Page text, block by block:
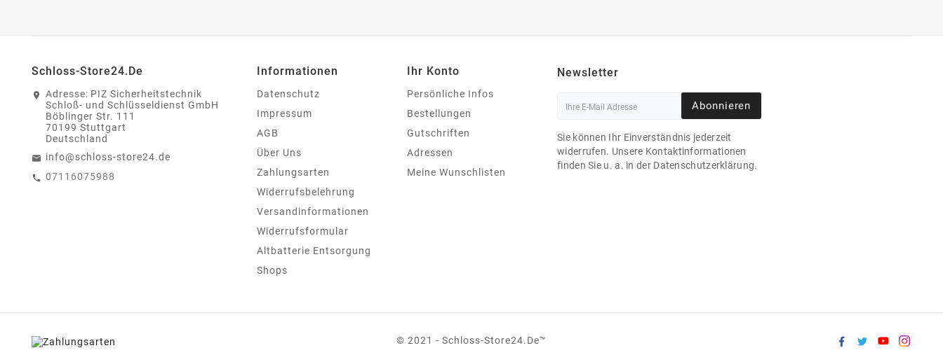
Schloss-Store24.de
Adresse: PIZ Sicherheitstechnik
Schloß- und Schlüsseldienst GmbH
Böblinger Str. 111
70199 Stuttgart
Deutschland
info@schloss-store24.de
07116075988
Informationen
Datenschutz
Impressum
AGB
Über Uns
Zahlungsarten
Widerrufsbelehrung
Versandinformationen
Widerrufsformular
Altbatterie Entsorgung
Shops
Ihr Konto
Persönliche Infos
Bestellungen
Gutschriften
Adressen
Meine Wunschlisten
Newsletter
Abonnieren
Sie können Ihr Einverständnis jederzeit
widerrufen. Unsere Kontaktinformationen
finden Sie u. a. in der Datenschutzerklärung.
© 2021 - Schloss-Store24.de™